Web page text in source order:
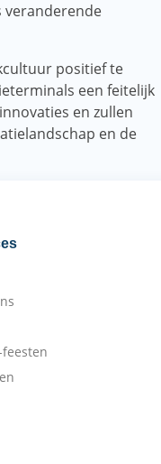
veranderende
positief te
een feitelijk
en zullen
en de